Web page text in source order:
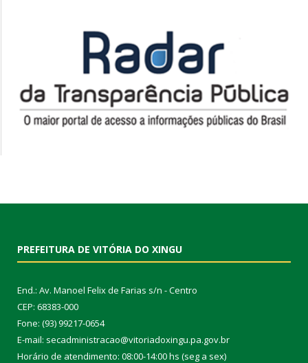
PREFEITURA DE VITÓRIA DO XINGU
End.: Av. Manoel Felix de Farias s/n - Centro
CEP: 68383-000
Fone: (93) 99217-0654
E-mail: secadministracao@vitoriadoxingu.pa.gov.br
Horário de atendimento: 08:00-14:00 hs (seg a sex)